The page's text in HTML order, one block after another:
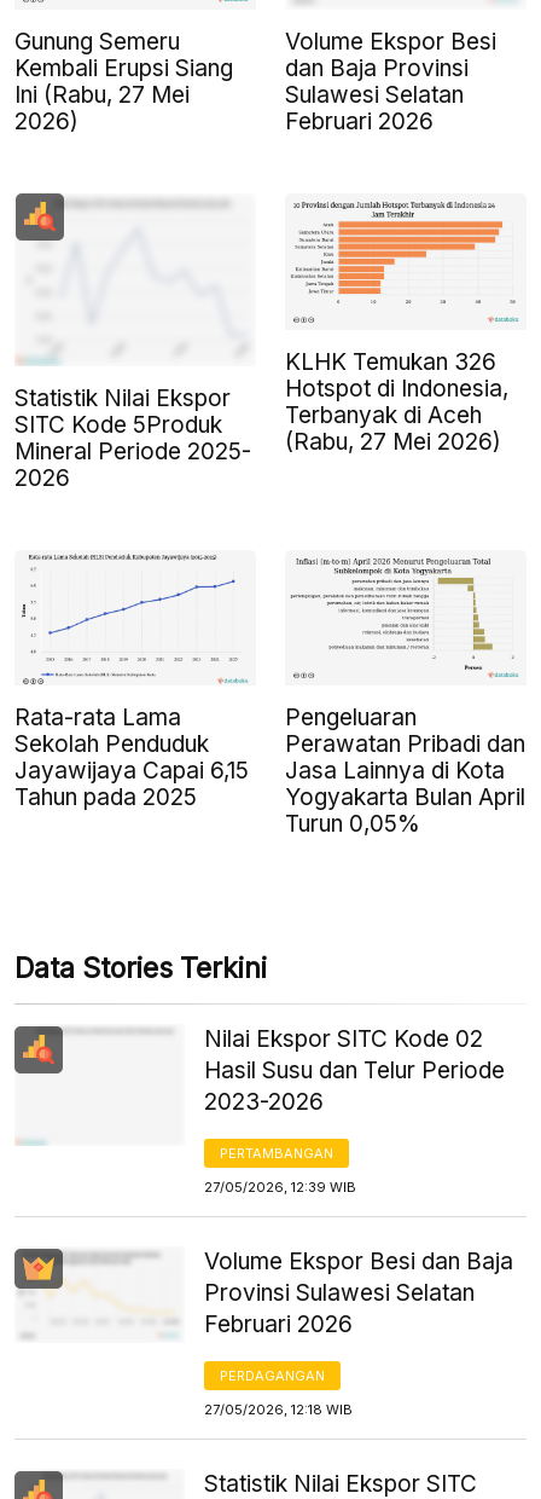
Gunung Semeru
Kembali Erupsi Siang
Ini (Rabu, 27 Mei
2026)
Volume Ekspor Besi
dan Baja Provinsi
Sulawesi Selatan
Februari 2026
Statistik Nilai Ekspor
SITC Kode 5Produk
Mineral Periode 2025-
2026
KLHK Temukan 326
Hotspot di Indonesia,
Terbanyak di Aceh
(Rabu, 27 Mei 2026)
Rata-rata Lama
Sekolah Penduduk
Jayawijaya Capai 6,15
Tahun pada 2025
Pengeluaran
Perawatan Pribadi dan
Jasa Lainnya di Kota
Yogyakarta Bulan April
Turun 0,05%
Data Stories Terkini
Nilai Ekspor SITC Kode 02
Hasil Susu dan Telur Periode
2023-2026
PERTAMBANGAN
27/05/2026, 12:39 WIB
Volume Ekspor Besi dan Baja
Provinsi Sulawesi Selatan
Februari 2026
PERDAGANGAN
27/05/2026, 12:18 WIB
Statistik Nilai Ekspor SITC